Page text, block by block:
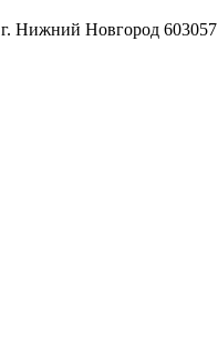
г. Нижний Новгород 603057